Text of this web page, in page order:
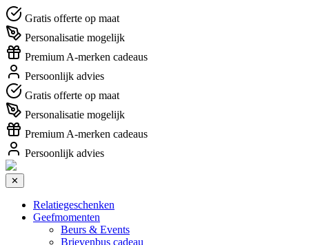
Gratis offerte op maat
Personalisatie mogelijk
Premium A-merken cadeaus
Persoonlijk advies
Gratis offerte op maat
Personalisatie mogelijk
Premium A-merken cadeaus
Persoonlijk advies
✕
Relatiegeschenken
Geefmomenten
Beurs & Events
Brievenbus cadeau